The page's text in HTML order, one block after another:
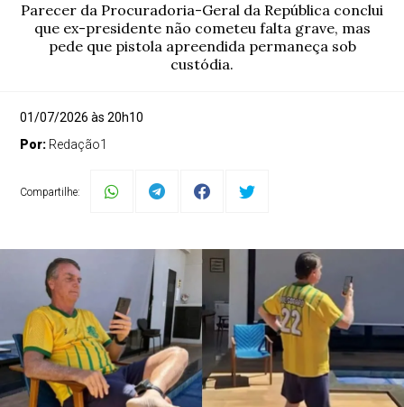
Parecer da Procuradoria-Geral da República conclui
que ex-presidente não cometeu falta grave, mas
pede que pistola apreendida permaneça sob
custódia.
01/07/2026 às 20h10
Por: Redação1
Compartilhe: